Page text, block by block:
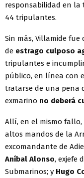
responsabilidad en la
44 tripulantes.
Sin más, Villamide
de estrago culposo
tripulantes e
público, en línea con
tratarse de una pena
exmarino no deberá
Allí, en el mismo
altos mandos de la
excomandante de
Aníbal Alonso, exjefe
Submarinos; y Hugo